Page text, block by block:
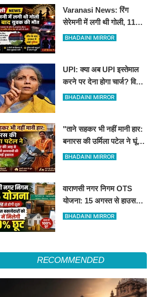
Varanasi News: रिंग
सेरेमनी में लगी थी गोली, 11
दिन बाद बीएचयू ट्रॉमा सेंटर में
BHADAINI MIRROR
UPI: क्या अब UPI इस्तेमाल
करने पर देना होगा चार्ज? वित्त
मंत्री निर्मला सीतारमण ने दी
BHADAINI MIRROR
"ताने सहकर भी नहीं मानी हार:
बनारस की उर्मिला पटेल ने घूंघट
की आड़ से लिखी कामयाबी की
BHADAINI MIRROR
वाराणसी नगर निगम OTS
योजना: 15 अगस्त से हाउस
टैक्स बकायेदारों को ब्याज में
BHADAINI MIRROR
RECOMMENDED